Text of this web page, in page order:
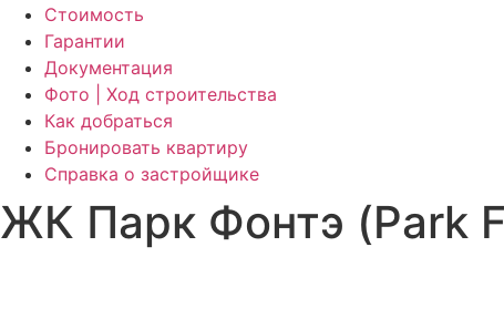
Стоимость
Гарантии
Документация
Фото | Ход строительства
Как добраться
Бронировать квартиру
Справка о застройщике
ЖК Парк Фонтэ (Park